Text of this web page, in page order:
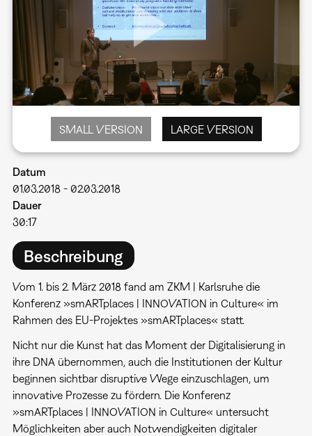
SMALL VERSION LARGE VERSION
Datum
01.03.2018- 02.03.2018
Dauer
30:17
Beschreibung
Vom 1. bis 2. März 2018 fand am ZKM | Karlsruhe die
Konferenz »smARTplaces | INNOVATION in Culture« im
Rahmen des EU-Projektes »smARTplaces« statt.
Nicht nur die Kunst hat das Moment der Digitalisierung in
ihre DNA übernommen, auch die Institutionen der Kultur
beginnen sichtbar disruptive Wege einzuschlagen, um
innovative Prozesse zu fördern. Die Konferenz
»smARTplaces | INNOVATION in Culture« untersucht
Möglichkeiten aber auch Notwendigkeiten digitaler